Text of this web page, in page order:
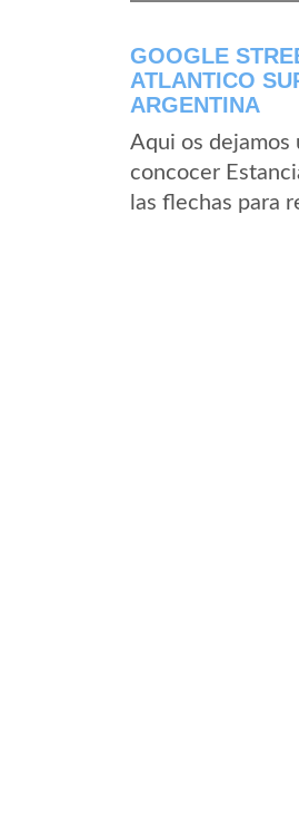
GOOGLE
ATLANTICO
ARGENTINA
Aqui os dejamos
concocer
las flechas para